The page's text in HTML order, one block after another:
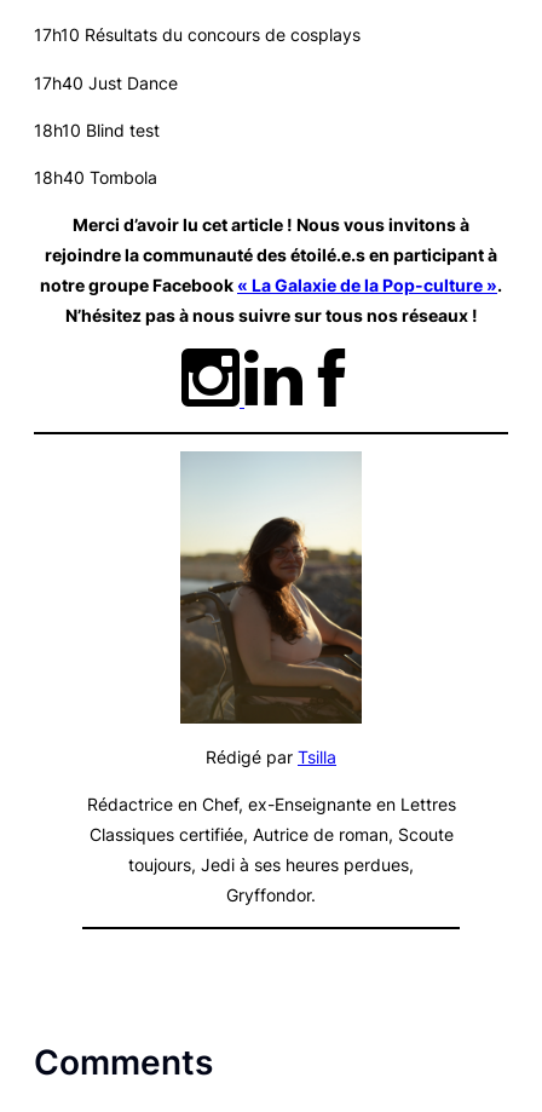
17h10 Résultats du concours de cosplays
17h40 Just Dance
18h10 Blind test
18h40 Tombola
Merci d’avoir lu cet article ! Nous vous invitons à
rejoindre la communauté des étoilé.e.s en participant à
notre groupe Facebook « La Galaxie de la Pop-culture ».
N’hésitez pas à nous suivre sur tous nos réseaux!
Rédigé par Tsilla
Rédactrice en Chef, ex-Enseignante en Lettres
Classiques certifiée, Autrice de roman, Scoute
toujours, Jedi à ses heures perdues,
Gryffondor.
Comments